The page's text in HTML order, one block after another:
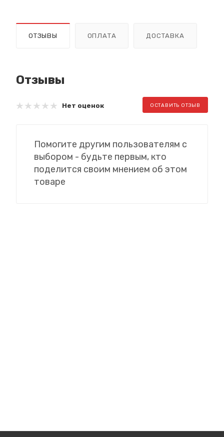
ОТЗЫВЫ ОПЛАТА ДОСТАВКА
Отзывы
Нет оценок ОСТАВИТЬ ОТЗЫВ
Помогите другим пользователям с
выбором - будьте первым, кто
поделится своим мнением об этом
товаре